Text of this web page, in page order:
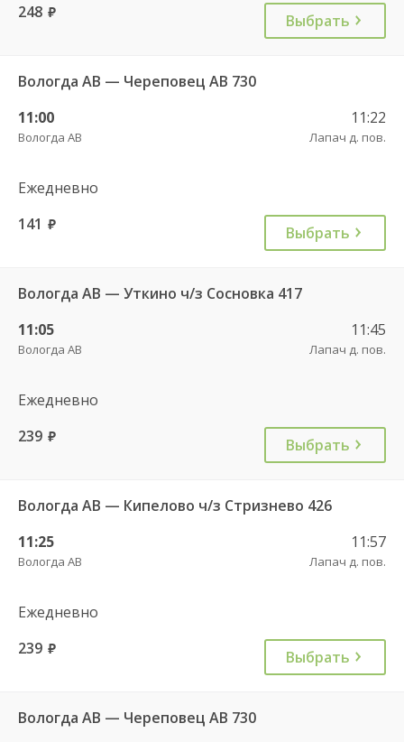
248 руб. Выбрать
Вологда АВ — Череповец АВ 730
11:00
Вологда АВ
11:22
Лапач д. пов.
Ежедневно
141 руб. Выбрать
Вологда АВ — Уткино ч/з Сосновка 417
11:05
Вологда АВ
11:45
Лапач д. пов.
Ежедневно
239 руб. Выбрать
Вологда АВ — Кипелово ч/з Стризнево 426
11:25
Вологда АВ
11:57
Лапач д. пов.
Ежедневно
239 руб. Выбрать
Вологда АВ — Череповец АВ 730